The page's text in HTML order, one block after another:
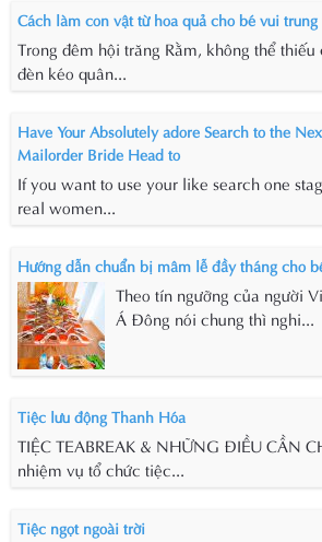
Cách làm con vật từ hoa quả cho bé vui trung
Trong đêm hội trăng Rằm, không thể thiếu
đèn kéo quân...
Have Your Absolutely adore Search to the
Mailorder Bride Head to
If you want to use your like search one
real women...
Hướng dẫn chuẩn bị mâm lễ đầy tháng cho
Theo tín ngưỡng của người
Á Đông nói chung thì nghi...
Tiệc lưu động Thanh Hóa
TIỆC TEABREAK & NHỮNG ĐIỀU CẦN
nhiệm vụ tổ chức tiệc...
Tiệc ngọt ngoài trời